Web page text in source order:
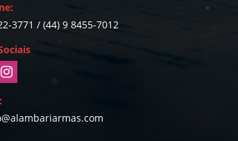
3771 / (44) 9 8455-7012